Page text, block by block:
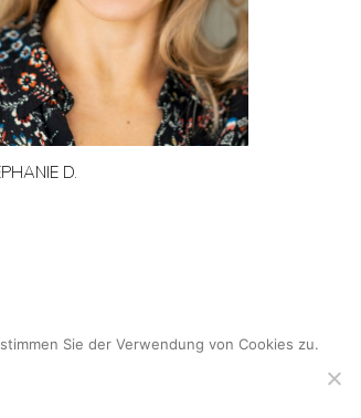
D.
Sie der Verwendung von Cookies zu.